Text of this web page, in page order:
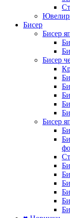
Бисер
Бисер
Бисер
Бисер